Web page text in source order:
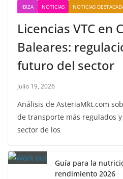
IBIZA NOTICIAS NOTICIAS
Licencias VTC en
Baleares:
futuro del sector
julio 19, 2026
Análisis de AsteriaMkt.com
de transporte más regulados
sector de los
Guía para la
rendimiento 2026